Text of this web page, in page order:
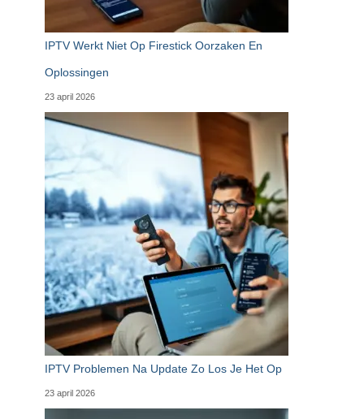
IPTV Werkt Niet Op Firestick Oorzaken En
Oplossingen
23 april 2026
IPTV Problemen Na Update Zo Los Je Het Op
23 april 2026